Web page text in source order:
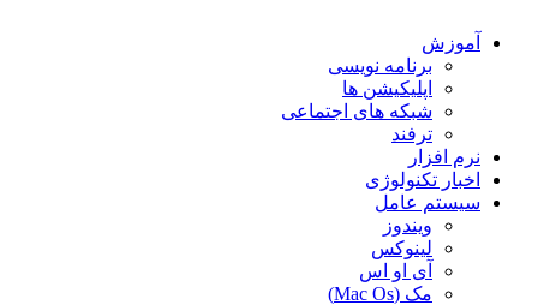
آموزش
برنامه نویسی
اپلیکیشن ها
شبکه های اجتماعی
ترفند
نرم افزار
اخبار تکنولوژی
سیستم عامل
ویندوز
لینوکس
آی او اس
مک (Mac Os)